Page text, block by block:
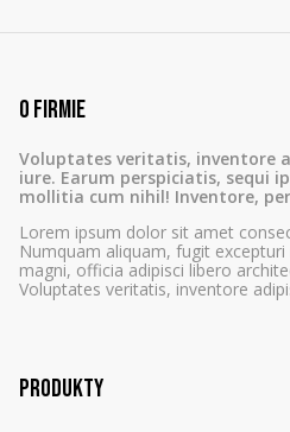
O firmie
Voluptates veritatis, inventore
iure. Earum perspiciatis, sequi
mollitia cum nihil! Inventore,
Lorem ipsum dolor sit amet
Numquam aliquam, fugit
magni, officia adipisci libero
Voluptates veritatis, inventore
Produkty